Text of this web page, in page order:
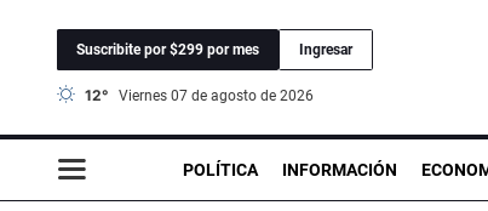
Suscribite por $299 por mes Ingresar
12° viernes 07 de agosto de 2026
POLÍTICA INFORMACIÓN